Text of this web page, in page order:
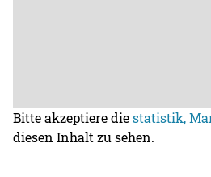
Bitte akzeptiere diestatistik,
diesen Inhalt zu sehen.